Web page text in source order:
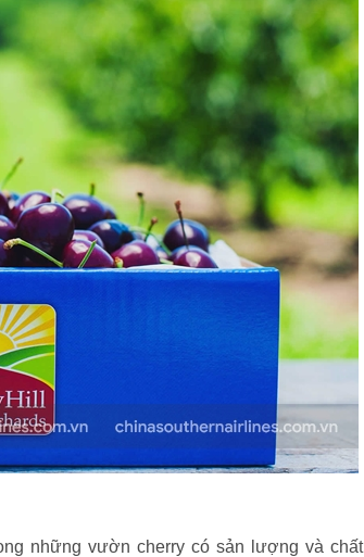
những vườn cherry có sản lượng và chất